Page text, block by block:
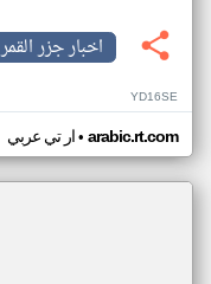
اخبار جزر القمر
YD16SE
ار تي عربي• arabic.rt.com